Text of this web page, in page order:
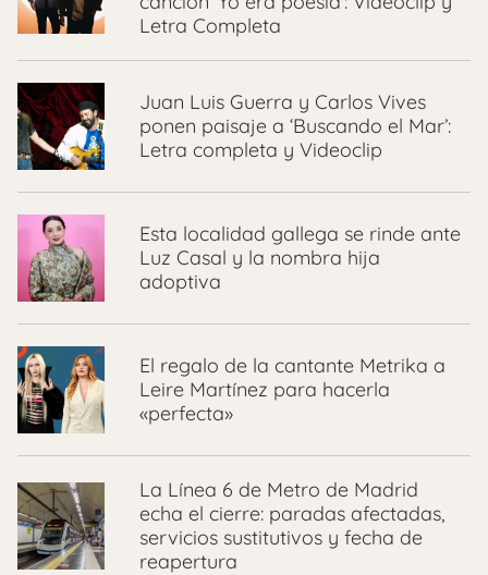
Letra Completa
Juan Luis Guerra y Carlos Vives
ponen paisaje a ‘Buscando el Mar’:
Letra completa y Videoclip
Esta localidad gallega se rinde ante
Luz Casal y la nombra hija
adoptiva
El regalo de la cantante Metrika a
Leire Martínez para hacerla
«perfecta»
La Línea 6 de Metro de Madrid
echa el cierre: paradas afectadas,
servicios sustitutivos y fecha de
reapertura